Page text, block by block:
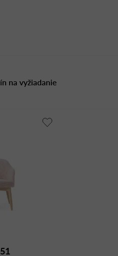
na vyžiadanie